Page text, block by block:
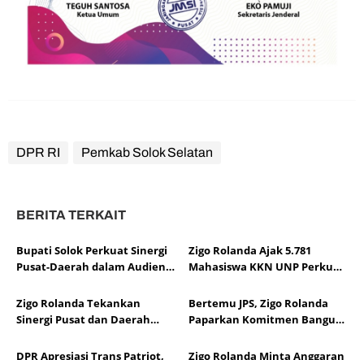
DPR RI Pemkab Solok Selatan
BERITA TERKAIT
Bupati Solok Perkuat Sinergi
Pusat-Daerah dalam Audiensi
DPR RI
Zigo Rolanda Ajak 5.781
Mahasiswa KKN UNP Perkuat
Pangan, dan Mitigasi Bencana
Sumbar
Zigo Rolanda Tekankan
Sinergi Pusat dan Daerah
Bertemu JPS, Zigo Rolanda
Paparkan Komitmen Bangun
DPR Apresiasi Trans Patriot,
Zigo Rolanda Minta Anggaran